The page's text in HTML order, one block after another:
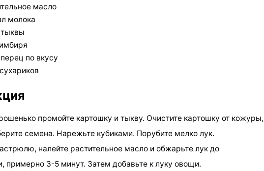
масло
молока
по вкусу
промойте картошку и тыкву. Очистите картошку от кожуры,
семена. Нарежьте кубиками. Порубите мелко лук.
налейте растительное масло и обжарьте лук до
примерно 3-5 минут. Затем добавьте к луку овощи.